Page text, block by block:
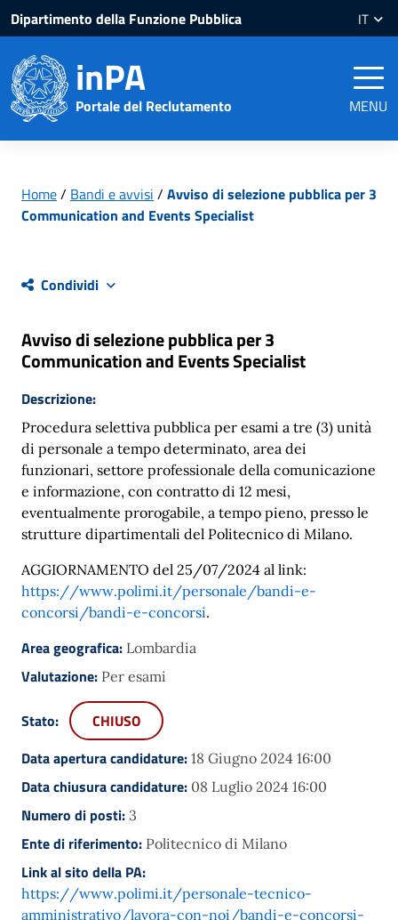
Salta
al
contenuto
Salta
al
pagina
Dipartimento della Funzione Pubblica IT
inPA
Portale del Reclutamento MENU
Home/ Bandi e avvisi / Avviso di selezione pubblica per 3
Communication and Events Specialist
Condividi
Avviso di selezione pubblica per 3
Communication and Events Specialist
Descrizione:
Procedura selettiva pubblica per esami a tre (3) unità
di personale a tempo determinato, area dei
funzionari, settore professionale della comunicazione
e informazione, con contratto di 12 mesi,
eventualmente prorogabile, a tempo pieno, presso le
strutture dipartimentali del Politecnico di Milano.
AGGIORNAMENTO del 25/07/2024 al link:
https://www.polimi.it/personale/bandi-e-
concorsi/bandi-e-concorsi.
Area geografica: Lombardia
Valutazione: Per esami
Stato:
CHIUSO
Data apertura candidature: 18 Giugno 2024 16:00
Data chiusura candidature: 08 Luglio 2024 16:00
Numero di posti: 3
Ente di riferimento: Politecnico di Milano
Link al sito della PA:
https://www.polimi.it/personale-tecnico-
amministrativo/lavora-con-noi/bandi-e-concorsi-